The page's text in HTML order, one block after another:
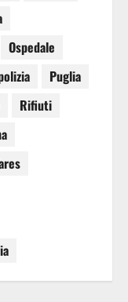
Ospedale
Puglia
Rifiuti